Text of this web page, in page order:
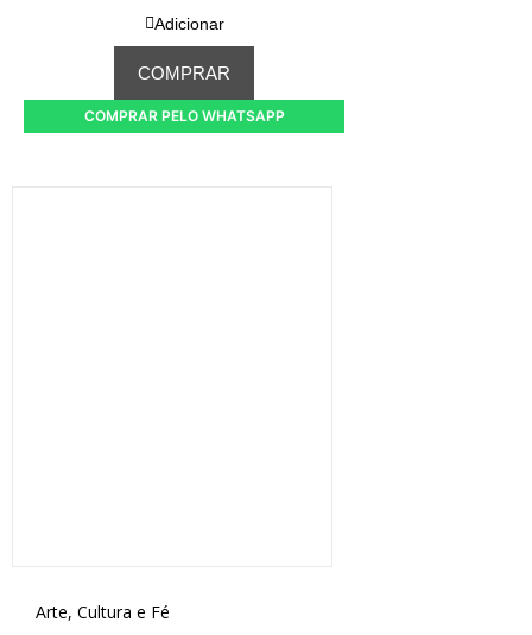
Adicionar
COMPRAR
COMPRAR PELO WHATSAPP
Arte, Cultura e Fé